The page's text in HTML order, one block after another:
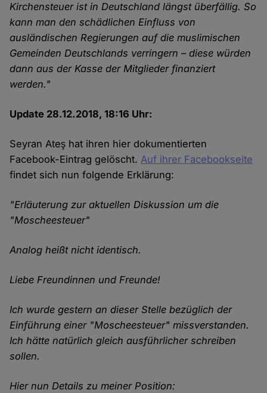
Kirchensteuer ist in Deutschland längst überfällig. So
kann man den schädlichen Einfluss von
ausländischen Regierungen auf die muslimischen
Gemeinden Deutschlands verringern – diese würden
dann aus der Kasse der Mitglieder finanziert
werden."
Update 28.12.2018, 18:16 Uhr:
Seyran Ateş hat ihren hier dokumentierten
Facebook-Eintrag gelöscht.Auf ihrer Facebookseite
findet sich nun folgende Erklärung:
"Erläuterung zur aktuellen Diskussion um die
"Moscheesteuer"
Analog heißt nicht identisch.
Liebe Freundinnen und Freunde!
Ich wurde gestern an dieser Stelle bezüglich der
Einführung einer "Moscheesteuer" missverstanden.
Ich hätte natürlich gleich ausführlicher schreiben
sollen.
Hier nun Details zu meiner Position: